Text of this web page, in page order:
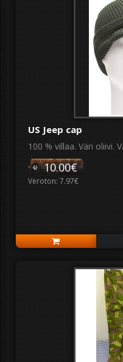
US Jeep cap
100 % villaa. Väri oliivi.
10.00€
Veroton: 7.97€